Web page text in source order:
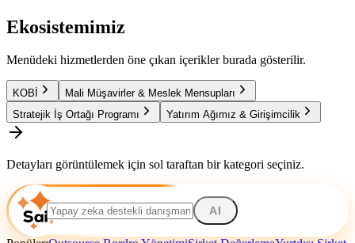
Ekosistemimiz
Menüdeki hizmetlerden öne çıkan içerikler burada gösterilir.
KOBİ
Mali Müşavirler & Meslek Mensupları
Stratejik İş Ortağı Programı
Yatırım Ağımız & Girişimcilik
Detayları görüntülemek için sol taraftan bir kategori seçiniz.
AI